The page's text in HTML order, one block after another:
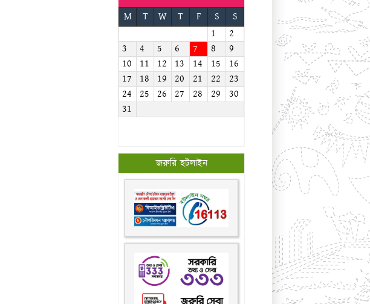
M
T W T F S
S
1
2
3
4 5 6 7 8
9
10
11 12 13 14 15
16
17
18 19 20 21 22
23
24
25 26 27 28 29
30
31
জরুরি হটলাইন